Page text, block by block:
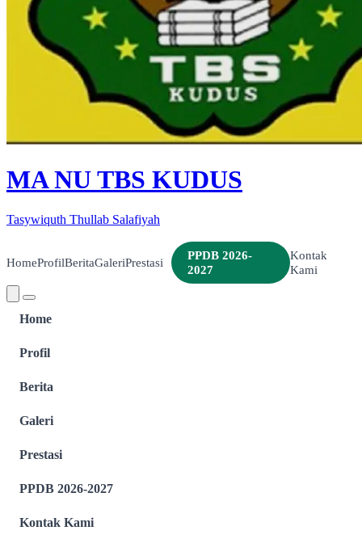
MA NU TBS KUDUS
Tasywiquth Thullab Salafiyah
HomeProfilBeritaGaleriPrestasi
PPDB 2026-
2027
Kontak
Kami
Home
Profil
Berita
Galeri
Prestasi
PPDB 2026-2027
Kontak Kami